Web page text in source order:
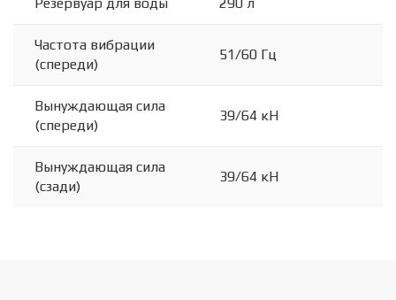
Частота вибрации
(спереди)
51/60 Гц
Вынуждающая сила
(спереди)
39/64 кН
Вынуждающая сила
(сзади)
39/64 кН